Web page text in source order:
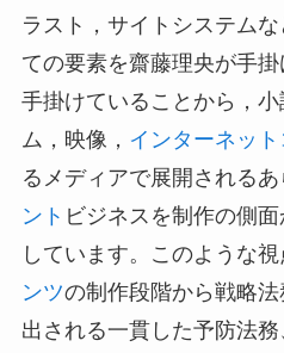
ラスト，サイトシステムな
ての要素を齋藤理央が手
手掛けていることから，
ム，映像， インターネット
るメディアで展開されるあ
ント ビジネスを制作の側
しています。このような視
ンツの制作段階から戦略
出される一貫した予防法務